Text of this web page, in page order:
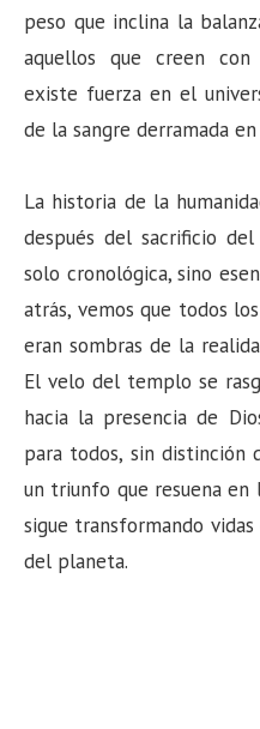
peso que inclina la
aquellos que creen
existe fuerza en el
de la sangre derramada
La historia de la
después del sacrificio
solo cronológica, sino
atrás, vemos que todos
eran sombras de la
El velo del templo se
hacia la presencia de
para todos, sin distinción
un triunfo que resuena en
sigue transformando
del planeta.